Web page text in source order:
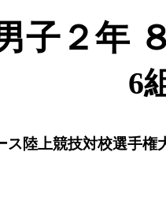
子２年
6
ス陸上競技対校選手権